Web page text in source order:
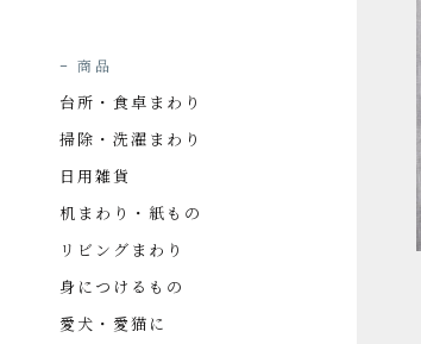
商品
台所・食卓まわり
掃除・洗濯まわり
日用雑貨
机まわり・紙もの
リビングまわり
身につけるもの
愛犬・愛猫に